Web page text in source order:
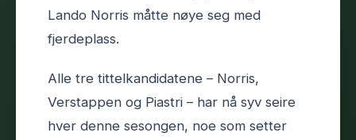
Lando Norris måtte nøye seg med
fjerdeplass.
Alle tre tittelkandidatene – Norris,
Verstappen og Piastri – har nå syv seire
hver denne sesongen, noe som setter